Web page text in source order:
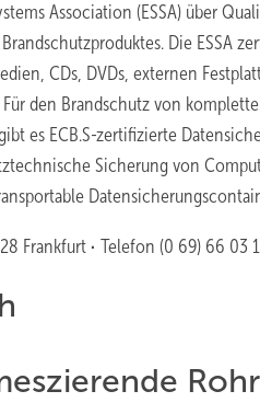
Association (ESSA) über
Die ESSA
CDs, DVDs, externen
Für den Brandschutz von
es ECB.S-zertifizierte
Sicherung von
Frankfurt · Telefon (0 69) 66 03